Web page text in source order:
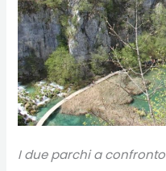
I due parchi a confronto